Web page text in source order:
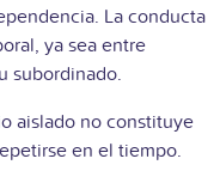
La conducta
ya sea entre
subordinado.
aislado no constituye
en el tiempo.